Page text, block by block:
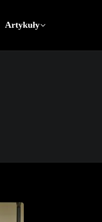
Artykuły